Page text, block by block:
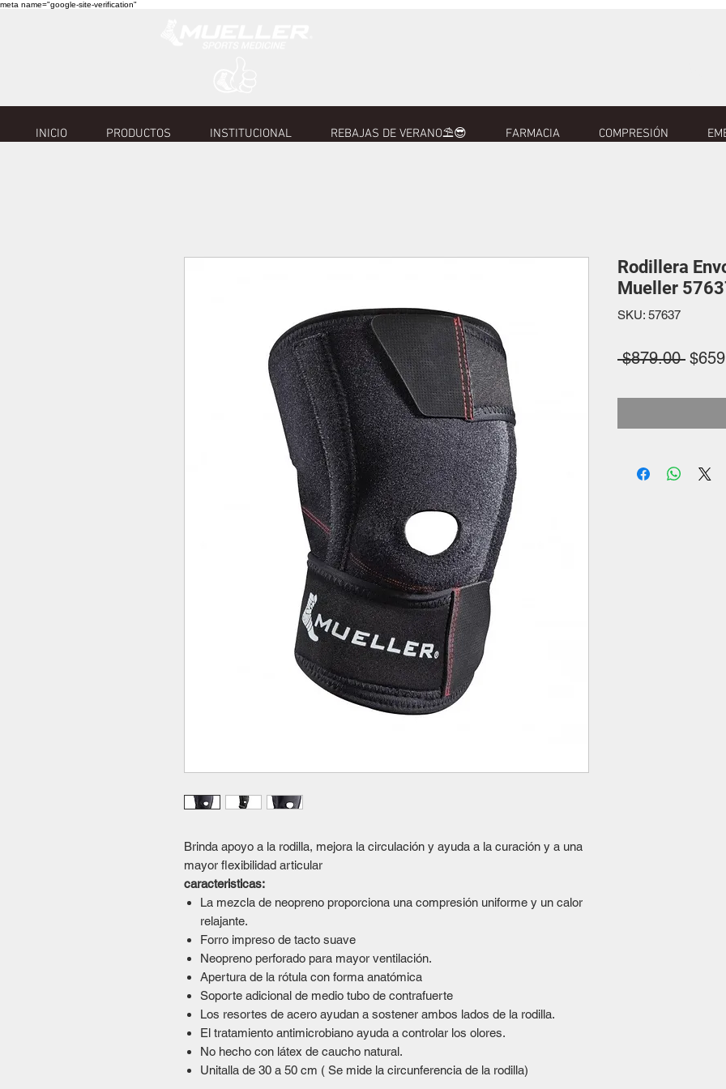
meta name="google-site-verification"
INICIO PRODUCTOS INSTITUCIONAL REBAJAS DE VERANO⛱️😎 FARMACIA COMPRESIÓN
Brinda apoyo a la rodilla, mejora la circulación y ayuda a la curación y a una
mayor flexibilidad articular
caracteristicas:
La mezcla de neopreno proporciona una compresión uniforme y un calor
relajante.
Forro impreso de tacto suave
Neopreno perforado para mayor ventilación.
Apertura de la rótula con forma anatómica
Soporte adicional de medio tubo de contrafuerte
Los resortes de acero ayudan a sostener ambos lados de la rodilla.
El tratamiento antimicrobiano ayuda a controlar los olores.
No hecho con látex de caucho natural.
Unitalla de 30 a 50 cm ( Se mide la circunferencia de la rodilla)
Rodillera
Mueller
SKU: 57637
$879.00 Precio